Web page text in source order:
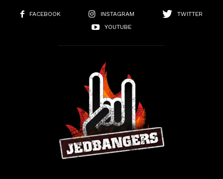
FACEBOOK INSTAGRAM
TWITTER
YOUTUBE